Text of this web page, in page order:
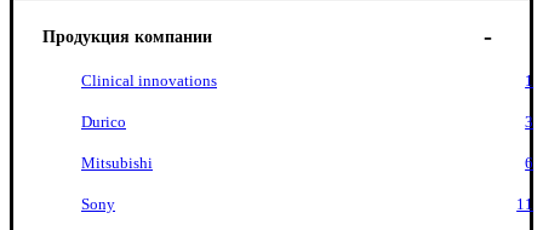
Продукция компании
Clinical innovations 1
Durico 3
Mitsubishi 6
Sony 11